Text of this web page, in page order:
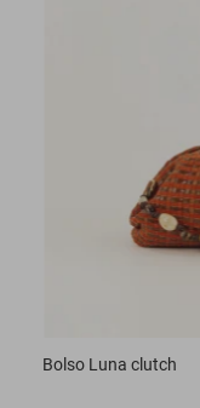
Bolso Luna clutch